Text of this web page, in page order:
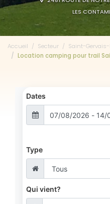
LES
Accueil Secteur
Saint-
Location camping pour trail
Dates
Type
Qui vient?